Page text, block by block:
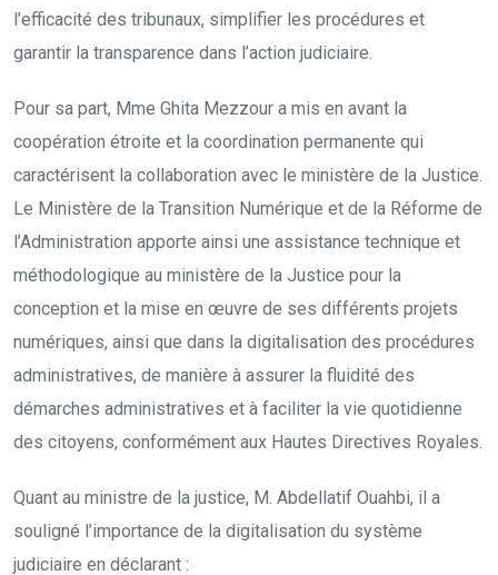
l’efficacité des tribunaux, simplifier les procédures et
garantir la transparence dans l’action judiciaire.
Pour sa part, Mme Ghita Mezzour a mis en avant la
coopération étroite et la coordination permanente qui
caractérisent la collaboration avec le ministère de la Justice.
Le Ministère de la Transition Numérique et de la Réforme de
l’Administration apporte ainsi une assistance technique et
méthodologique au ministère de la Justice pour la
conception et la mise en œuvre de ses différents projets
numériques, ainsi que dans la digitalisation des procédures
administratives, de manière à assurer la fluidité des
démarches administratives et à faciliter la vie quotidienne
des citoyens, conformément aux Hautes Directives Royales.
Quant au ministre de la justice, M. Abdellatif Ouahbi, il a
souligné l’importance de la digitalisation du système
judiciaire en déclarant :